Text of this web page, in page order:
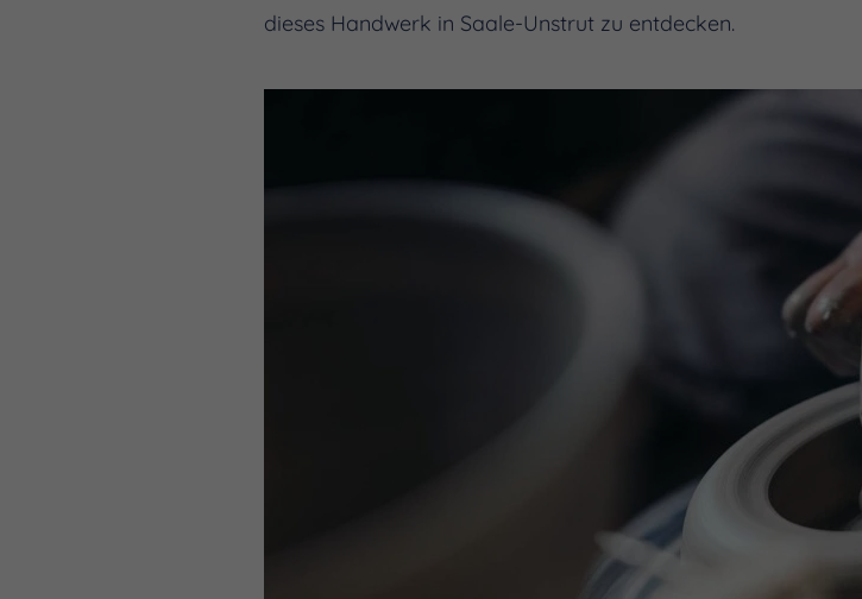
dieses Handwerk in Saale-Unstrut zu entdecken.